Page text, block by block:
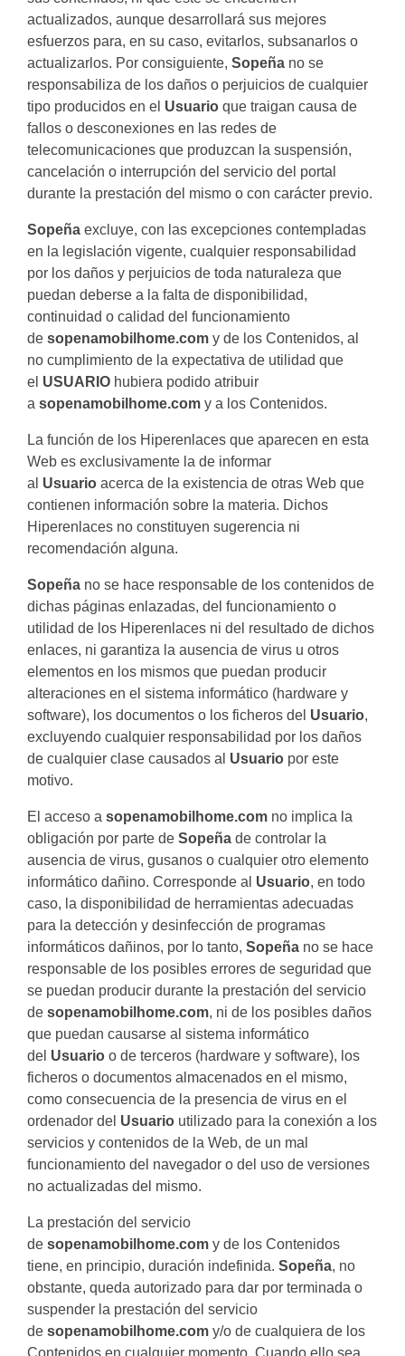
actualizados, aunque desarrollará sus mejores
esfuerzos para, en su caso, evitarlos, subsanarlos o
actualizarlos. Por consiguiente, Sopeña no se
responsabiliza de los daños o perjuicios de cualquier
tipo producidos en el Usuario que traigan causa de
fallos o desconexiones en las redes de
telecomunicaciones que produzcan la suspensión,
cancelación o interrupción del servicio del portal
durante la prestación del mismo o con carácter previo.
Sopeña excluye, con las excepciones contempladas
en la legislación vigente, cualquier responsabilidad
por los daños y perjuicios de toda naturaleza que
puedan deberse a la falta de disponibilidad,
continuidad o calidad del funcionamiento
de sopenamobilhome.com y de los Contenidos, al
no cumplimiento de la expectativa de utilidad que
el USUARIO hubiera podido atribuir
a sopenamobilhome.com y a los Contenidos.
La función de los Hiperenlaces que aparecen en esta
Web es exclusivamente la de informar
al Usuario acerca de la existencia de otras Web que
contienen información sobre la materia. Dichos
Hiperenlaces no constituyen sugerencia ni
recomendación alguna.
Sopeña no se hace responsable de los contenidos de
dichas páginas enlazadas, del funcionamiento o
utilidad de los Hiperenlaces ni del resultado de dichos
enlaces, ni garantiza la ausencia de virus u otros
elementos en los mismos que puedan producir
alteraciones en el sistema informático (hardware y
software), los documentos o los ficheros del Usuario,
excluyendo cualquier responsabilidad por los daños
de cualquier clase causados al Usuario por este
motivo.
El acceso a sopenamobilhome.com no implica la
obligación por parte de Sopeña de controlar la
ausencia de virus, gusanos o cualquier otro elemento
informático dañino. Corresponde al Usuario, en todo
caso, la disponibilidad de herramientas adecuadas
para la detección y desinfección de programas
informáticos dañinos, por lo tanto, Sopeña no se hace
responsable de los posibles errores de seguridad que
se puedan producir durante la prestación del servicio
de sopenamobilhome.com, ni de los posibles daños
que puedan causarse al sistema informático
del Usuario o de terceros (hardware y software), los
ficheros o documentos almacenados en el mismo,
como consecuencia de la presencia de virus en el
ordenador del Usuario utilizado para la conexión a los
servicios y contenidos de la Web, de un mal
funcionamiento del navegador o del uso de versiones
no actualizadas del mismo.
La prestación del servicio
de sopenamobilhome.com y de los Contenidos
tiene, en principio, duración indefinida. Sopeña, no
obstante, queda autorizado para dar por terminada o
suspender la prestación del servicio
de sopenamobilhome.com y/o de cualquiera de los
Contenidos en cualquier momento. Cuando ello sea